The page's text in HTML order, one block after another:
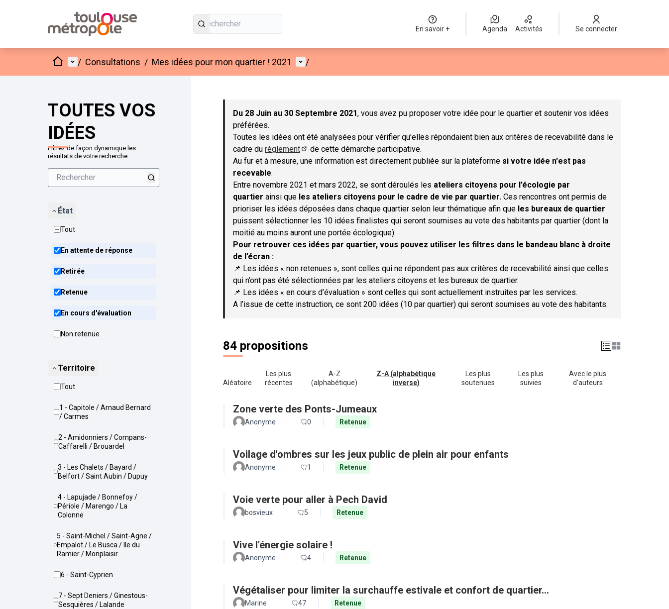
En savoir + Agenda Activités Se connecter
AccueilMenu principal
/ Consultations / Mes idées pour mon quartier ! 2021 Menu utilisateur
/
TOUTES VOS
IDÉES
Filtrez de façon dynamique les
résultats de votre recherche.
État
Tout
En attente de réponse
Retirée
Retenue
En cours d'évaluation
Non retenue
Territoire
Tout
1 - Capitole / Arnaud Bernard
/ Carmes
2 - Amidonniers / Compans-
Caffarelli / Brouardel
3 - Les Chalets / Bayard /
Belfort / Saint Aubin / Dupuy
4 - Lapujade / Bonnefoy /
Périole / Marengo / La
Colonne
5 - Saint-Michel / Saint-Agne /
Empalot / Le Busca / Ile du
Ramier / Monplaisir
6 - Saint-Cyprien
7 - Sept Deniers / Ginestous-
Sesquières / Lalande
Passer la carte
Du 28 Juin au 30 Septembre 2021, vous avez pu proposer votre idée pour le quartier et soutenir vos idées
préférées.
Toutes les idées ont été analysées pour vérifier qu'elles répondaient bien aux critères de recevabilité dans le
cadre du règlement
(S'ouvre dans un nouvel onglet)
de cette démarche participative.
Au fur et à mesure, une information est directement publiée sur la plateforme si votre idée n'est pas
recevable.
Entre novembre 2021 et mars 2022, se sont déroulés les ateliers citoyens pour l’écologie par
quartier ainsi que les ateliers citoyens pour le cadre de vie par quartier. Ces rencontres ont permis de
prioriser les idées déposées dans chaque quartier selon leur thématique afin que les bureaux de quartier
puissent sélectionner les 10 idées finalistes qui seront soumises au vote des habitants par quartier (dont la
moitié au moins auront une portée écologique).
Pour retrouver ces idées par quartier, vous pouvez utiliser les filtres dans le bandeau blanc à droite
de l’écran :
📌 Les idées « non retenues », sont celles qui ne répondent pas aux critères de recevabilité ainsi que celles
qui n’ont pas été sélectionnées par les ateliers citoyens et les bureaux de quartier.
📌 Les idées « en cours d’évaluation » sont celles qui sont actuellement instruites par les services.
A l’issue de cette instruction, ce sont 200 idées (10 par quartier) qui seront soumises au vote des habitants.
84 propositions
Aléatoire
Les plus
récentes
A-Z
(alphabétique)
Z-A (alphabétique
inverse)
Les plus
soutenues
Les plus
suivies
Avec le plus
d'auteurs
Zone verte des Ponts-Jumeaux
Anonyme 0 Retenue
Voilage d'ombres sur les jeux public de plein air pour enfants
Anonyme 1 Retenue
Voie verte pour aller à Pech David
bosvieux 5 Retenue
Vive l'énergie solaire !
Anonyme 4 Retenue
Végétaliser pour limiter la surchauffe estivale et confort de quartier...
Marine 47 Retenue